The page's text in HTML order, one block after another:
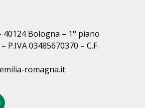
Bologna – 1° piano
P.IVA 03485670370 – C.F.
romagna.it